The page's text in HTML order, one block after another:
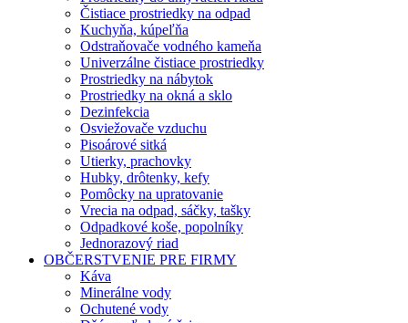
Čistiace prostriedky na odpad
Kuchyňa, kúpeľňa
Odstraňovače vodného kameňa
Univerzálne čistiace prostriedky
Prostriedky na nábytok
Prostriedky na okná a sklo
Dezinfekcia
Osviežovače vzduchu
Pisoárové sitká
Utierky, prachovky
Hubky, drôtenky, kefy
Pomôcky na upratovanie
Vrecia na odpad, sáčky, tašky
Odpadkové koše, popolníky
Jednorazový riad
OBČERSTVENIE PRE FIRMY
Káva
Minerálne vody
Ochutené vody